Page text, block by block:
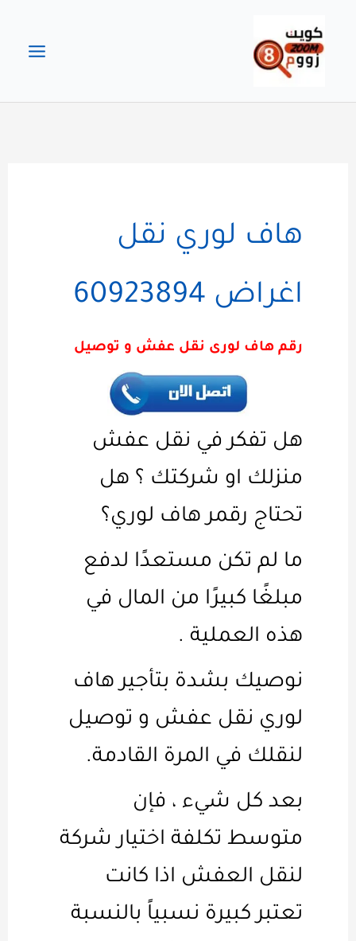
المحتوى
هاف لوري نقل
اغراض 60923894
رقم هاف لورى نقل عفش و توصيل
هل تفكر في نقل عفش
منزلك او شركتك ؟ هل
تحتاج رقمر هاف لوري؟
ما لم تكن مستعدًا لدفع
مبلغًا كبيرًا من المال في
هذه العملية .
نوصيك بشدة بتأجير هاف
لوري نقل عفش و توصيل
لنقلك في المرة القادمة.
بعد كل شيء ، فإن
متوسط ​​تكلفة اختيار شركة
لنقل العفش اذا كانت
تعتبر كبيرة نسبياً بالنسبة